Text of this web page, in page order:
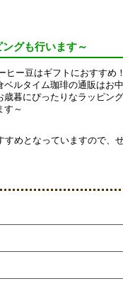
グも行います～
すめ となっていますので、